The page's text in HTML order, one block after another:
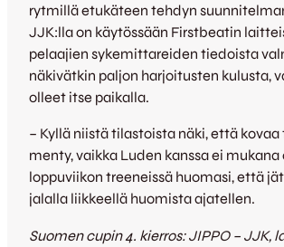
rytmillä etukäteen tehdyn
JJK:lla on käytössään Firstbeatin
pelaajien sykemittareiden tiedoista
näkivätkin paljon harjoitusten kulusta,
olleet itse paikalla.
– Kyllä niistä tilastoista näki, että kovaa
menty, vaikka Luden kanssa ei
loppuviikon treeneissä huomasi, että
jalalla liikkeellä huomista ajatellen.
Suomen cupin 4. kierros: JIPPO – JJK,